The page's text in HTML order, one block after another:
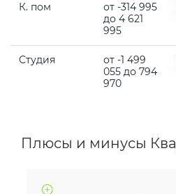
К. пом
от -314 995
до 4 621
995
Студия
от -1 499
055 до 794
970
Плюсы и минусы